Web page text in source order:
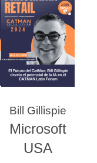
Bill Gillispie
Microsoft
USA